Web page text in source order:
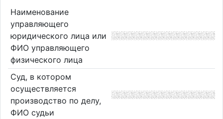
Наименование
управляющего
юридического лица или
ФИО управляющего
физического лица
Суд, в котором
осуществляется
производство по делу,
ФИО судьи